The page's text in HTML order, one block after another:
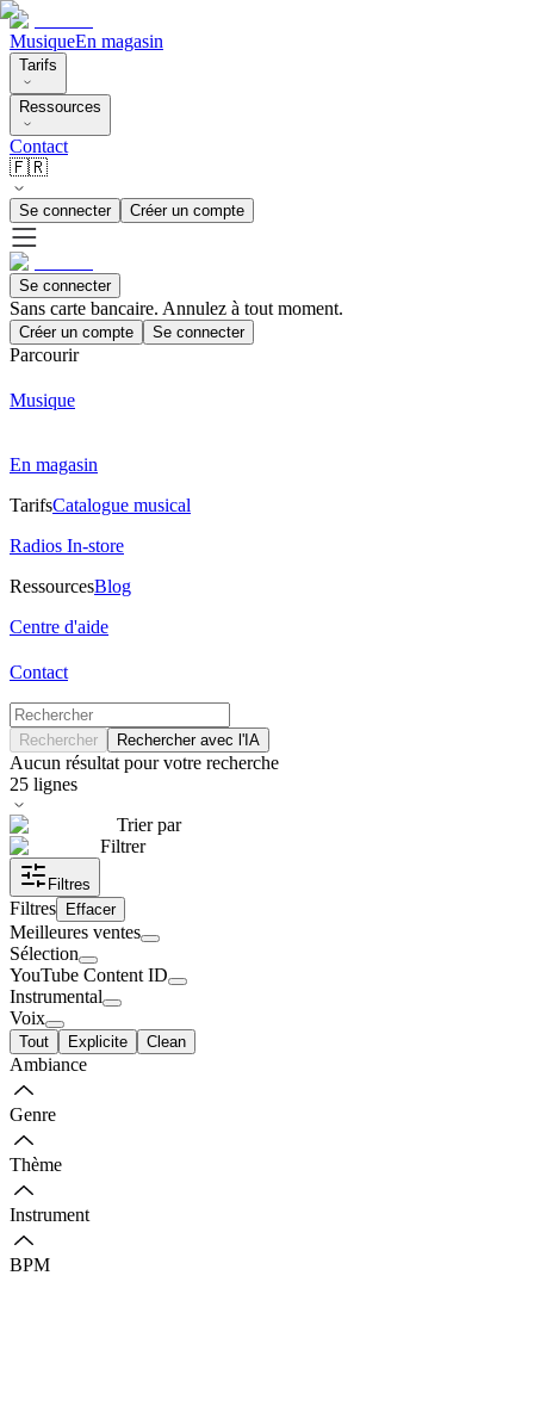
MusiqueEn magasin
Tarifs
Ressources
Contact
🇫🇷
Se connecter Créer un compte
Se connecter
Sans carte bancaire. Annulez à tout moment.
Créer un compte Se connecter
Parcourir
Musique
En magasin
TarifsCatalogue musical
Radios In-store
RessourcesBlog
Centre d'aide
Contact
Rechercher Rechercher avec l'IA
Aucun résultat pour votre recherche
25 lignes
Trier par
Filtrer
Filtres
Filtres Effacer
Meilleures ventes
Sélection
YouTube Content ID
Instrumental
Voix
Tout Explicite Clean
Ambiance
Genre
Thème
Instrument
BPM